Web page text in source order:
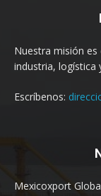
Nuestra misión
industria, logística
Escríbenos:
Mexicoxport